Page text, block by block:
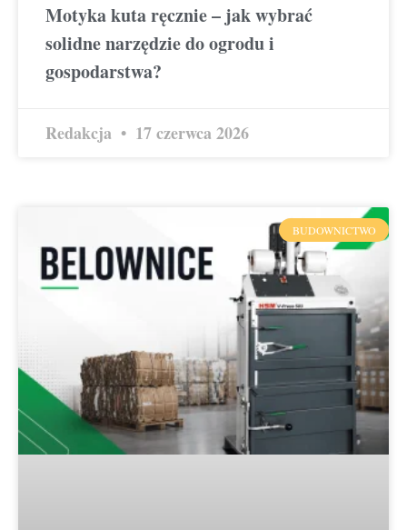
Motyka kuta ręcznie – jak wybrać
solidne narzędzie do ogrodu i
gospodarstwa?
Redakcja 17 czerwca 2026
BUDOWNICTWO